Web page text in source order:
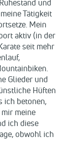
und
Tätigkeit
Mein
aktiv (in der
seit mehr
Glieder und
Hüften
ich betonen,
meine
ich diese
obwohl ich